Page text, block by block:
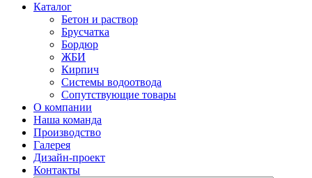
Каталог
Бетон и раствор
Брусчатка
Бордюр
ЖБИ
Кирпич
Системы водоотвода
Сопутствующие товары
О компании
Наша команда
Производство
Галерея
Дизайн-проект
Контакты